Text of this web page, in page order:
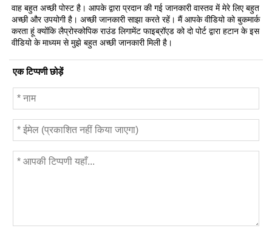
वाह बहुत अच्छी पोस्ट है। आपके द्वारा प्रदान की गई जानकारी वास्तव में मेरे लिए बहुत
अच्छी और उपयोगी है। अच्छी जानकारी साझा करते रहें। मैं आपके वीडियो को बुकमार्क
करता हूं क्योंकि लैप्रोस्कोपिक राउंड लिगामेंट फाइब्रॉएड को दो पोर्ट द्वारा हटान के इस
वीडियो के माध्यम से मुझे बहुत अच्छी जानकारी मिली है।
एक टिप्पणी छोड़ें